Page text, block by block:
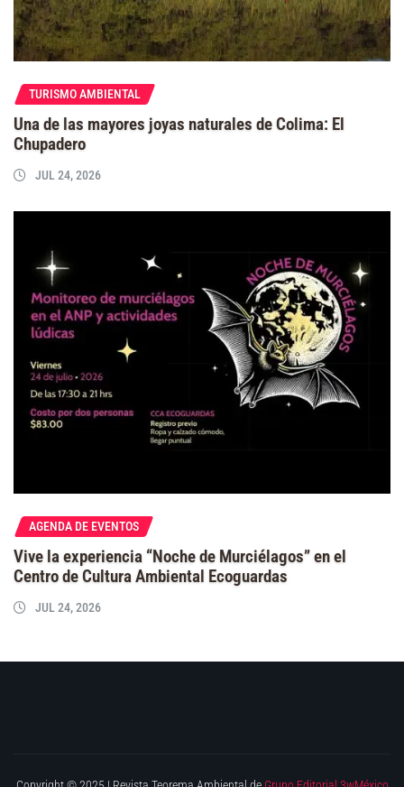
TURISMO AMBIENTAL
Una de las mayores joyas naturales de Colima: El
Chupadero
JUL 24, 2026
AGENDA DE EVENTOS
Vive la experiencia “Noche de Murciélagos” en el
Centro de Cultura Ambiental Ecoguardas
JUL 24, 2026